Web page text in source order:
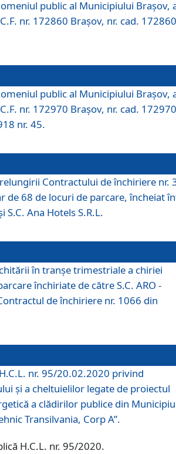
public al Municipiului Braşov,
nr. 172860 Brașov, nr. cad.
public al Municipiului Braşov,
nr. 172970 Brașov, nr. cad.
nr. 45.
Contractului de închiriere nr.
de 68 de locuri de parcare, încheiat
Ana Hotels S.R.L.
în tranșe trimestriale a chiriei
închiriate de către S.C. ARO -
de închiriere nr. 1066 din
nr. 95/20.02.2020 privind
și a cheltuielilor legate de proiectul
a clădirilor publice din
Transilvania, Corp A”.
H.C.L. nr. 95/2020.